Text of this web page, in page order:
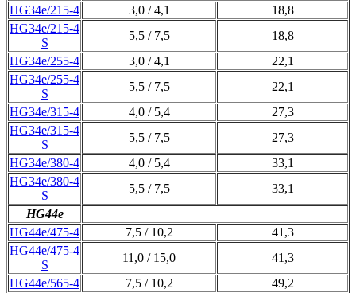
HG34e/215-4
3,0 / 4,1
18,8
HG34e/215-4
S
5,5 / 7,5
18,8
HG34e/255-4
3,0 / 4,1
22,1
HG34e/255-4
S
5,5 / 7,5
22,1
HG34e/315-4
4,0 / 5,4
27,3
HG34e/315-4
S
5,5 / 7,5
27,3
HG34e/380-4
4,0 / 5,4
33,1
HG34e/380-4
S
5,5 / 7,5
33,1
HG44e
HG44e/475-4
7,5 / 10,2
41,3
HG44e/475-4
S
11,0 / 15,0
41,3
HG44e/565-4
7,5 / 10,2
49,2